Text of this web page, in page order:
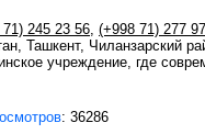
245 23 56, (+998 71) 277
Ташкент, Чиланзарский
учреждение, где
: 36286